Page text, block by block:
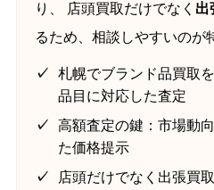
り、 店頭買取だけでなく 出
るため、相談しやすいのが
札幌でブランド品買取
品目に対応した査定
高額査定の鍵：市場動
た価格提示
店頭だけでなく出張買